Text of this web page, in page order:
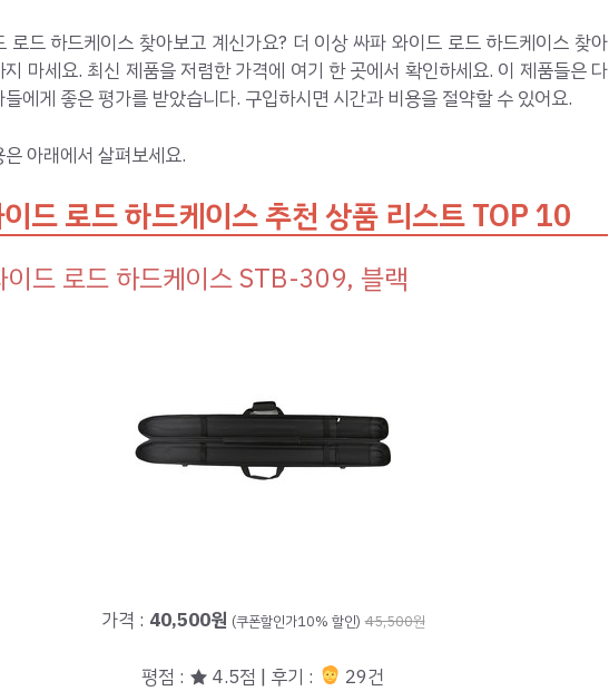
로드 하드케이스 찾아보고 계신가요? 더 이상 싸파 와이드 로드 하드케이스 찾아
지 마세요. 최신 제품을 저렴한 가격에 여기 한 곳에서 확인하세요. 이 제품들은 다
에게 좋은 평가를 받았습니다. 구입하시면 시간과 비용을 절약할 수 있어요.
아래에서 살펴보세요.
드 로드 하드케이스 추천 상품 리스트 TOP 10
이드 로드 하드케이스 STB-309, 블랙
가격 : 40,500원 (쿠폰할인가10% 할인) 45,500원
평점 : ★ 4.5점 | 후기 : 29건